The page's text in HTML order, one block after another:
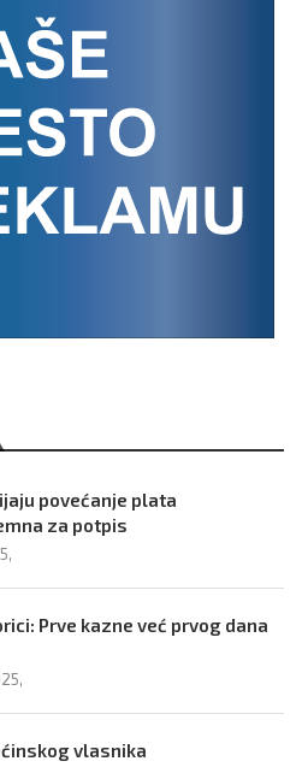
povećanje plata
za potpis
Prve kazne već prvog dana
vlasnika